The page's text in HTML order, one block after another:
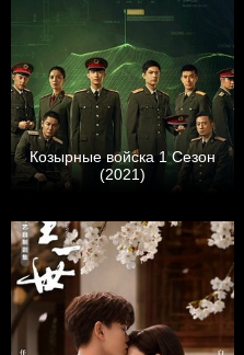
Козырные войска 1 Сезон
(2021)